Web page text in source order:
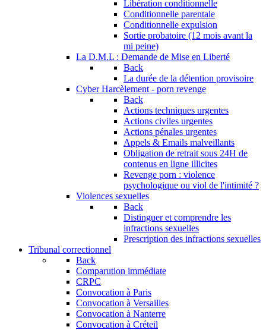
Libération conditionnelle
Conditionnelle parentale
Conditionnelle expulsion
Sortie probatoire (12 mois avant la
mi peine)
La D.M.L : Demande de Mise en Liberté
Back
La durée de la détention provisoire
Cyber Harcèlement - porn revenge
Back
Actions techniques urgentes
Actions civiles urgentes
Actions pénales urgentes
Appels & Emails malveillants
Obligation de retrait sous 24H de
contenus en ligne illicites
Revenge porn : violence
psychologique ou viol de l'intimité ?
Violences sexuelles
Back
Distinguer et comprendre les
infractions sexuelles
Prescription des infractions sexuelles
Tribunal correctionnel
Back
Comparution immédiate
CRPC
Convocation à Paris
Convocation à Versailles
Convocation à Nanterre
Convocation à Créteil